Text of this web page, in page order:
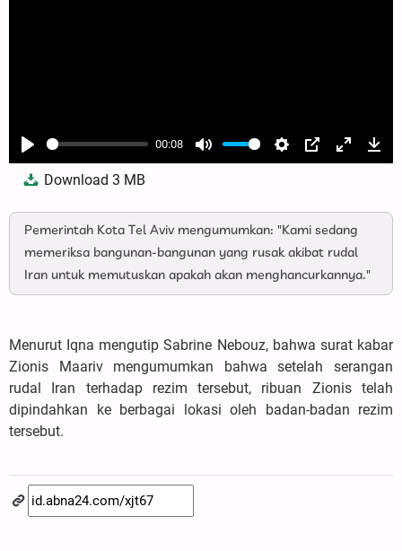
Play
00:08
Mute Settings
PIP Enter
Download3 MB
Pemerintah Kota Tel Aviv mengumumkan: "Kami sedang
memeriksa bangunan-bangunan yang rusak akibat rudal
Iran untuk memutuskan apakah akan menghancurkannya."
Menurut Iqna mengutip Sabrine Nebouz, bahwa surat kabar
Zionis Maariv mengumumkan bahwa setelah serangan
rudal Iran terhadap rezim tersebut, ribuan Zionis telah
dipindahkan ke berbagai lokasi oleh badan-badan rezim
tersebut.